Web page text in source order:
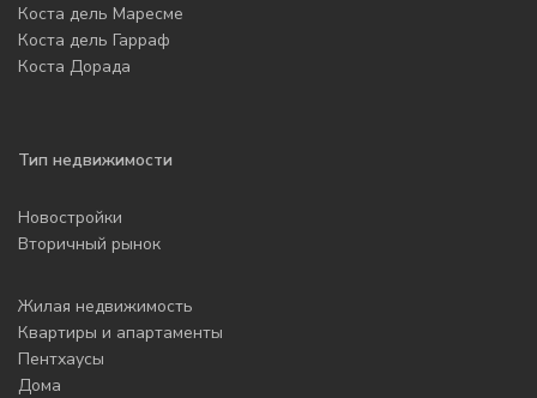
Коста дель Маресме
Коста дель Гарраф
Коста Дорада
Тип недвижимости
Новостройки
Вторичный рынок
Жилая недвижимость
Квартиры и апартаменты
Пентхаусы
Дома